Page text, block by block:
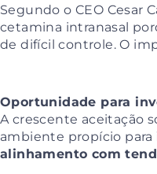
Segundo o CEO Cesar
cetamina intranasal
de difícil controle. O
Oportunidade para
A crescente aceitação
ambiente propício para
alinhamento com